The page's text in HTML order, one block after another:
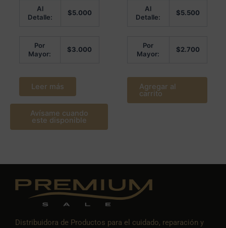
de 5
Al
Detalle:
$5.000
Por
Mayor:
$3.000
Leer más
Avísame cuando
este disponible
Al
Detalle:
$5.500
Por
Mayor:
$2.700
Agregar al
carrito
Distribuidora de Productos para el cuidado, reparación y